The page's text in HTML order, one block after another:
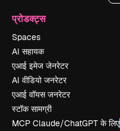
प्रोडक्ट्स
Spaces
AI सहायक
एआई इमेज जेनरेटर
AI वीडियो जनरेटर
एआई वॉयस जनरेटर
स्टॉक सामग्री
MCP Claude/ChatGPT के लिए